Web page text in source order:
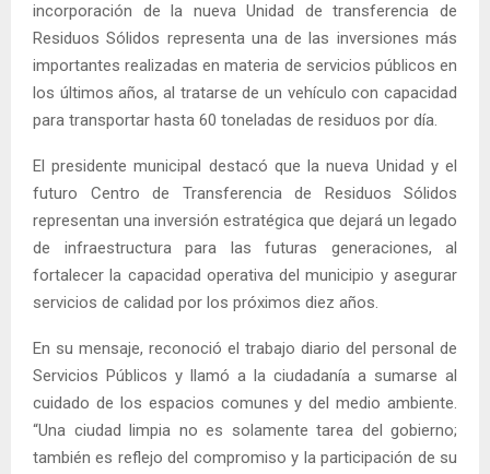
incorporación de la nueva Unidad de transferencia de
Residuos Sólidos representa una de las inversiones más
importantes realizadas en materia de servicios públicos en
los últimos años, al tratarse de un vehículo con capacidad
para transportar hasta 60 toneladas de residuos por día.
El presidente municipal destacó que la nueva Unidad y el
futuro Centro de Transferencia de Residuos Sólidos
representan una inversión estratégica que dejará un legado
de infraestructura para las futuras generaciones, al
fortalecer la capacidad operativa del municipio y asegurar
servicios de calidad por los próximos diez años.
En su mensaje, reconoció el trabajo diario del personal de
Servicios Públicos y llamó a la ciudadanía a sumarse al
cuidado de los espacios comunes y del medio ambiente.
“Una ciudad limpia no es solamente tarea del gobierno;
también es reflejo del compromiso y la participación de su